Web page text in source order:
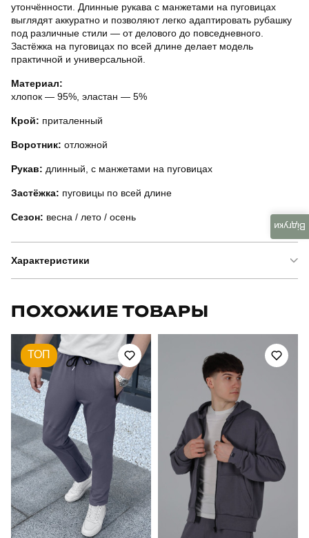
утончённости. Длинные рукава с манжетами на пуговицах
выглядят аккуратно и позволяют легко адаптировать рубашку
под различные стили — от делового до повседневного.
Застёжка на пуговицах по всей длине делает модель
практичной и универсальной.
Материал:
хлопок — 95%, эластан — 5%
Крой: приталенный
Воротник: отложной
Рукав: длинный, с манжетами на пуговицах
Застёжка: пуговицы по всей длине
Сезон: весна / лето / осень
Характеристики
Артикул SRru356Swh
Призначення для повсякденного носіння
класичний
Сезон весна
Склад тканини 95% бавовна, 5% еластан
Країна - виробник
ПОХОЖИЕ ТОВАРЫ
ТОП
Відгуки